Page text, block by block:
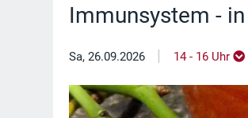
Immunsystem -
Sa, 26.09.2026 | 14 - 16 Uhr